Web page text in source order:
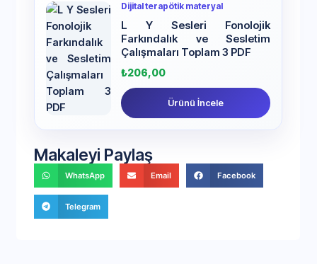
Dijital terapötik materyal
L Y Sesleri Fonolojik
Farkındalık ve Sesletim
Çalışmaları Toplam 3 PDF
₺206,00
Ürünü İncele
Makaleyi Paylaş
WhatsApp Email Facebook
Telegram